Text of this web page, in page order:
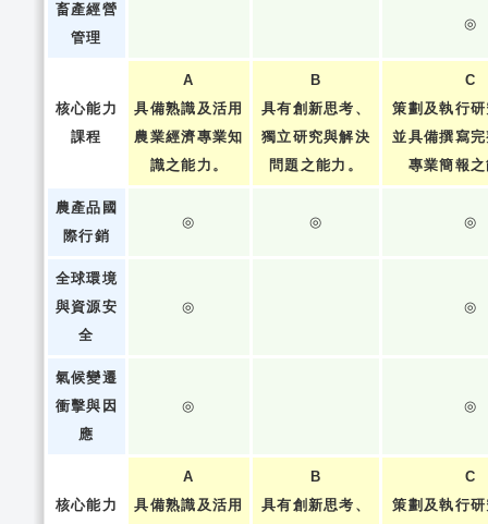
畜產經營
管理
◎
核心能力
課程
A
具備熟識及活用
農業經濟專業知
識之能力。
B
具有創新思考、
獨立研究與解決
問題之能力。
C
策劃及執行
並具備撰寫
專業簡報
農產品國
際行銷
◎ ◎ ◎
全球環境
與資源安
全
◎ ◎
氣候變遷
衝擊與因
應
◎ ◎
核心能力
A
具備熟識及活用
B
具有創新思考、
C
策劃及執行